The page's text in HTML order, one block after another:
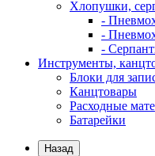
Хлопушки,
-
-
-
Инструменты,
Блоки для
Канцтовары
Расходные
Батарейки
Назад